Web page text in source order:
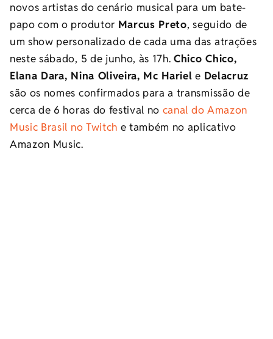
novos artistas do cenário musical para um bate-
papo com o produtor Marcus Preto, seguido de
um show personalizado de cada uma das atrações
neste sábado, 5 de junho, às 17h.Chico Chico,
Elana Dara, Nina Oliveira, Mc Hariel e Delacruz
são os nomes confirmados para a transmissão de
cerca de 6 horas do festival no canal do Amazon
Music Brasil no Twitch e também no aplicativo
Amazon Music.